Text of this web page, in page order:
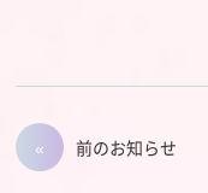
前のお知らせ